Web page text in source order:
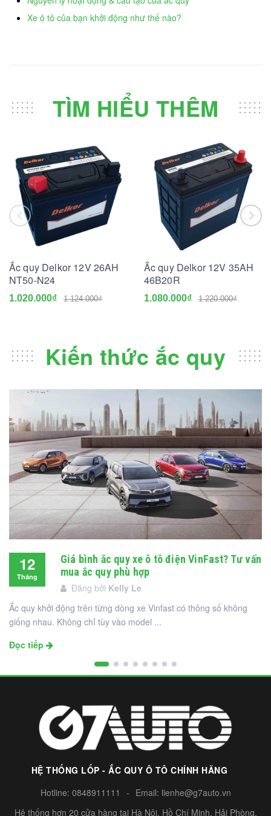
Xe ô tô của bạn khởi động như thế nào?
TÌM HIỂU THÊM
Ắc quy Delkor 12V 26AH
NT50-N24
1.020.000₫ 1.124.000₫
Ắc quy Delkor 12V 35AH
46B20R
1.080.000₫ 1.220.000₫
Kiến thức ắc quy
12
Tháng
Giá bình ắc quy xe ô tô điện VinFast? Tư vấn
mua ắc quy phù hợp
Đăng bởi Kelly Le
Ắc quy khởi động trên từng dòng xe Vinfast có thông số không
giống nhau. Không chỉ tùy vào model ...
Đọc tiếp
HỆ THỐNG LỐP - ẮC QUY Ô TÔ CHÍNH HÃNG
Hotline: 0848911111 - Email: lienhe@g7auto.vn
Hệ thống hơn 20 cửa hàng tại Hà Nội, Hồ Chí Minh, Hải Phòng,